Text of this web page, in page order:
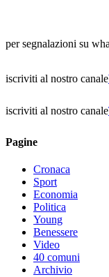
per segnalazioni su
iscriviti al nostro canale
iscriviti al nostro canale
Pagine
Cronaca
Sport
Economia
Politica
Young
Benessere
Video
40 comuni
Archivio